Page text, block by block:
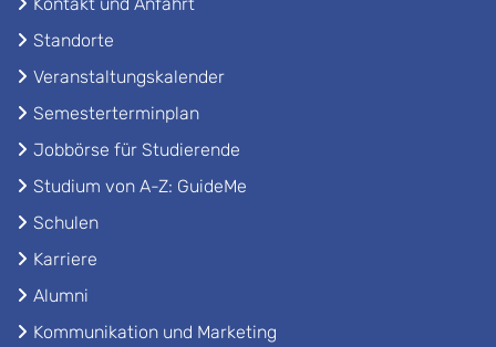
Standorte
Veranstaltungskalender
Semesterterminplan
Jobbörse für Studierende
Studium von A-Z: GuideMe
Schulen
Karriere
Alumni
Kommunikation und Marketing